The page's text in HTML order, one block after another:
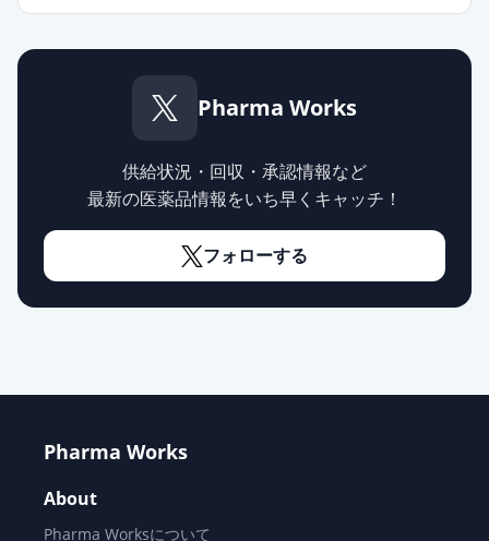
Pharma Works
供給状況・回収・承認情報など
最新の医薬品情報をいち早くキャッチ！
フォローする
Pharma Works
About
Pharma Worksについて